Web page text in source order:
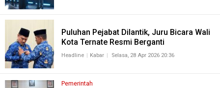
Puluhan Pejabat Dilantik, Juru Bicara Wali
Kota Ternate Resmi Berganti
Headline Kabar Selasa, 28 Apr 2026 20:36
Pemerintah